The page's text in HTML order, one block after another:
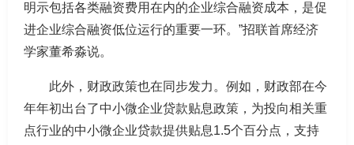
明示包括各类融资费用在内的企业综合融资成本，是促
进企业综合融资低位运行的重要一环。”招联首席经济
学家董希淼说。
此外，财政政策也在同步发力。例如，财政部在今
年年初出台了中小微企业贷款贴息政策，为投向相关重
点行业的中小微企业贷款提供贴息1.5个百分点，支持